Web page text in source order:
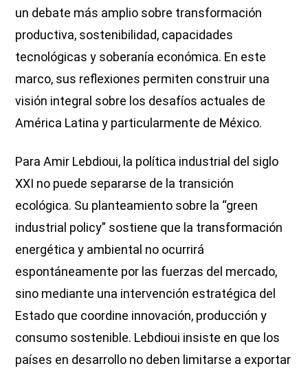
un debate más amplio sobre transformación
productiva, sostenibilidad, capacidades
tecnológicas y soberanía económica. En este
marco, sus reflexiones permiten construir una
visión integral sobre los desafíos actuales de
América Latina y particularmente de México.
Para Amir Lebdioui, la política industrial del siglo
XXI no puede separarse de la transición
ecológica. Su planteamiento sobre la “green
industrial policy” sostiene que la transformación
energética y ambiental no ocurrirá
espontáneamente por las fuerzas del mercado,
sino mediante una intervención estratégica del
Estado que coordine innovación, producción y
consumo sostenible. Lebdioui insiste en que los
países en desarrollo no deben limitarse a exportar